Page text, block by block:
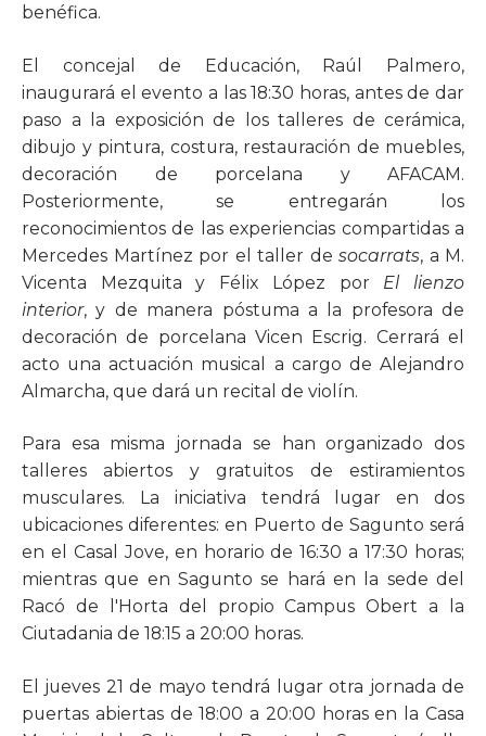
benéfica.
El concejal de Educación, Raúl Palmero,
inaugurará el evento a las 18:30 horas, antes de dar
paso a la exposición de los talleres de cerámica,
dibujo y pintura, costura, restauración de muebles,
decoración de porcelana y AFACAM.
Posteriormente, se entregarán los
reconocimientos de las experiencias compartidas a
Mercedes Martínez por el taller de socarrats, a M.
Vicenta Mezquita y Félix López por El lienzo
interior, y de manera póstuma a la profesora de
decoración de porcelana Vicen Escrig. Cerrará el
acto una actuación musical a cargo de Alejandro
Almarcha, que dará un recital de violín.
Para esa misma jornada se han organizado dos
talleres abiertos y gratuitos de estiramientos
musculares. La iniciativa tendrá lugar en dos
ubicaciones diferentes: en Puerto de Sagunto será
en el Casal Jove, en horario de 16:30 a 17:30 horas;
mientras que en Sagunto se hará en la sede del
Racó de l'Horta del propio Campus Obert a la
Ciutadania de 18:15 a 20:00 horas.
El jueves 21 de mayo tendrá lugar otra jornada de
puertas abiertas de 18:00 a 20:00 horas en la Casa